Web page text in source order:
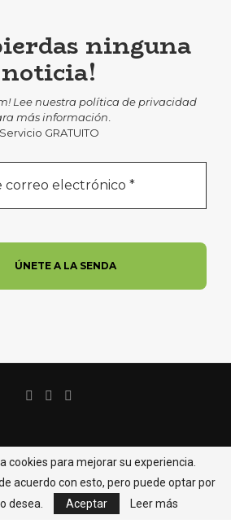
ninguna
noticia!
Lee nuestrapolítica de privacidad
más información.
Servicio GRATUITO
de Privacidad
Contacto
los derechos reservados Asociación Cultural
| web by Gael Producciones
cookies para mejorar su experiencia.
acuerdo con esto, pero puede optar por
desea.
Aceptar Leer más